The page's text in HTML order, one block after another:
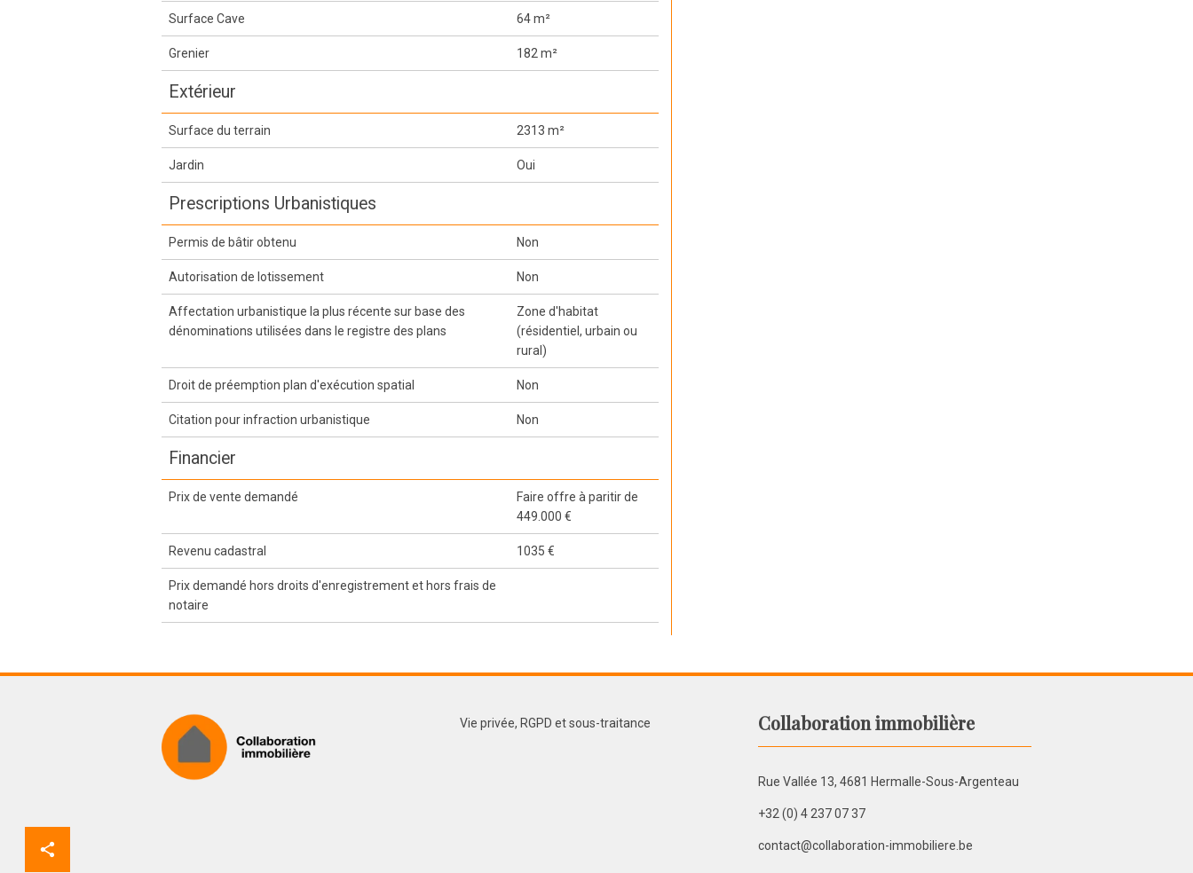
Surface Cave 64 m²
Grenier 182 m²
Extérieur
Surface du terrain 2313 m²
Jardin Oui
Prescriptions Urbanistiques
Permis de bâtir obtenu Non
Autorisation de lotissement Non
Affectation urbanistique la plus récente sur base des
dénominations utilisées dans le registre des plans
Zone d'habitat
(résidentiel, urbain ou
rural)
Droit de préemption plan d'exécution spatial Non
Citation pour infraction urbanistique Non
Financier
Prix de vente demandé
Faire offre à paritir de
449.000 €
Revenu cadastral 1035 €
Prix demandé hors droits d'enregistrement et hors frais de
notaire
Vie privée, RGPD et sous-traitance Collaboration immobilière
Rue Vallée 13, 4681 Hermalle-Sous-Argenteau
+32 (0) 4 237 07 37
contact@collaboration-immobiliere.be
Partager